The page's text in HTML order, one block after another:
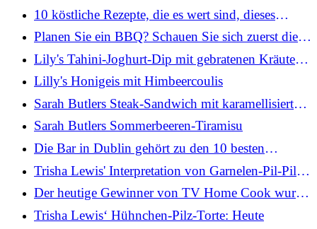
10 köstliche Rezepte, die es wert sind, dieses
Wochenende auf den Grill zu gehen
Planen Sie ein BBQ? Schauen Sie sich zuerst diese
5 Tipps zur Lebensmittelsicherheit an
Lily's Tahini-Joghurt-Dip mit gebratenen Kräutern,
gerösteten Karotten und Dukkah-Pitta-Chips
Lilly's Honigeis mit Himbeercoulis
Sarah Butlers Steak-Sandwich mit karamellisierten
Zwiebeln
Sarah Butlers Sommerbeeren-Tiramisu
Die Bar in Dublin gehört zu den 10 besten
Cocktailkarten der Welt
Trisha Lewis' Interpretation von Garnelen-Pil-Pil:
Heute
Der heutige Gewinner von TV Home Cook wurde
gekrönt
Trisha Lewis‘ Hühnchen-Pilz-Torte: Heute